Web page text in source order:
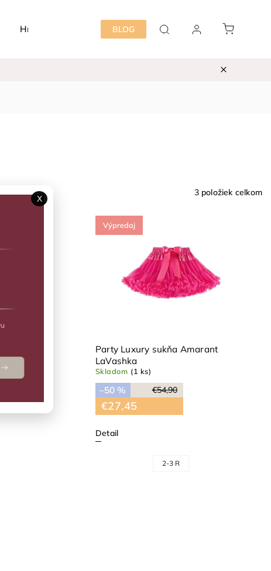
BLOG
Hračky Detská izba Starostlivosť
3položiek celkom
Výpredaj
Party Luxury sukňa Amarant
LaVashka
Skladom (1 ks)
€54,90
–50 %
€27,45
Detail
2-3 R
X